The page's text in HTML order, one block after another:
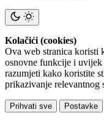
Kolačići (cookies)
Ova web stranica koristi
osnovne funkcije i
razumjeti kako koristite
prikazivanje relevantnog
Prihvati sve Postavke